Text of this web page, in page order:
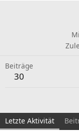
Beiträge
30
Letzte Aktivität